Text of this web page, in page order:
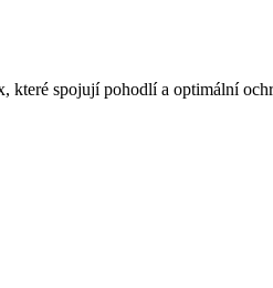
které spojují pohodlí a optimální